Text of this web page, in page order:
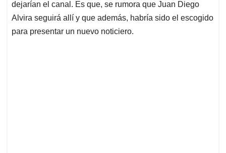
dejarían el canal. Es que, se rumora que Juan Diego
Alvira seguirá allí y que además, habría sido el escogido
para presentar un nuevo noticiero.